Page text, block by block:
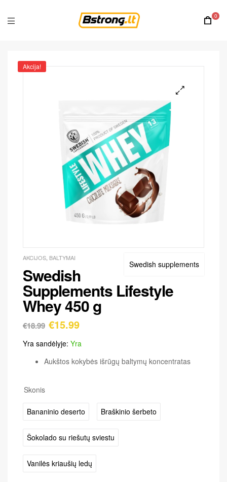
0
Akcija!
Swedish supplements
AKCIJOS BALTYMAI
Swedish
Supplements Lifestyle
Whey 450 g
€18.99 €15.99
Yra sandėlyje: Yra
Aukštos kokybės išrūgų baltymų koncentratas
Skonis
Bananinio deserto Braškinio šerbeto
Šokolado su riešutų sviestu
Vanilės kriaušių ledų